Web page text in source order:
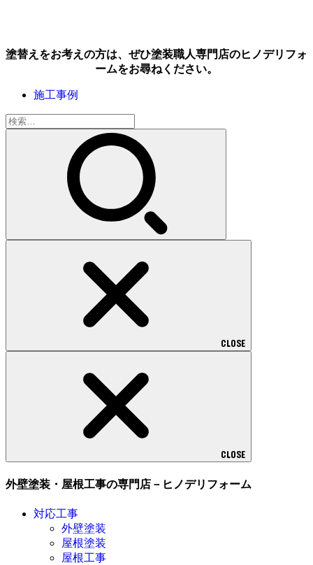
塗替えをお考えの方は、ぜひ塗装職人専門店のヒノデリフォ
ームをお尋ねください。
施工事例
検
索:
CLOSE
CLOSE
外壁塗装・屋根工事の専門店－ヒノデリフォーム
対応工事
外壁塗装
屋根塗装
屋根工事